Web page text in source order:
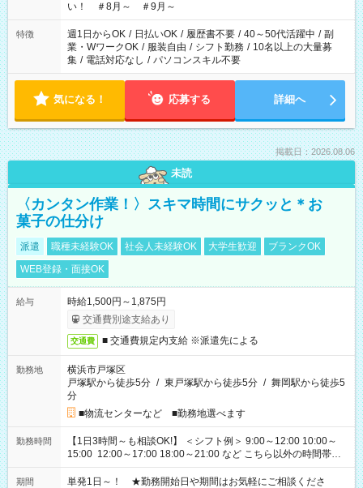
い！ ＃8月～ ＃9月～
特徴 週1日からOK / 日払いOK / 履歴書不要 / 40～50代活躍中 / 副
業・WワークOK / 服装自由 / シフト勤務 / 10名以上の大量募
集 / 電話対応なし / パソコンスキル不要
気になる！ 応募する 詳細へ
掲載日：2026.08.06
未読
〈カンタン作業！〉スキマ時間にサクッと＊お
菓子の仕分け
派遣 職種未経験OK 社会人未経験OK 大学生歓迎
ブランクOK
WEB登録・面接OK
給与
時給1,500円～1,875円
交通費別途支給あり
交通費 ■ 交通費規定内支給 ※派遣先による
勤務地
横浜市戸塚区
戸塚駅から徒歩5分 / 東戸塚駅から徒歩5分 / 舞岡駅から徒歩5
分
■物流センターなど ■勤務地選べます
勤務時間
【1日3時間～も相談OK!】 ＜シフト例＞ 9:00～12:00 10:00～
15:00 12:00～17:00 18:00～21:00 など こちら以外の時間帯も
お気軽にご相談ください！
期間
単発1日～！ ★勤務開始日や期間はお気軽にご相談くださ